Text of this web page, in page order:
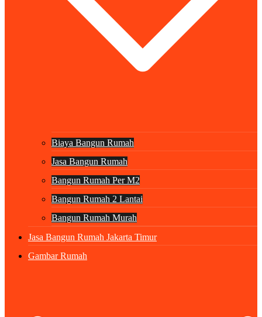
Biaya Bangun Rumah
Jasa Bangun Rumah
Bangun Rumah Per M2
Bangun Rumah 2 Lantai
Bangun Rumah Murah
Jasa Bangun Rumah Jakarta Timur
Gambar Rumah